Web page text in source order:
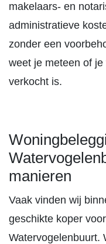
makelaars- en
administratieve
zonder een
weet je meteen of
verkocht is.
manieren
Vaak vinden wij
geschikte koper
Watervogelenbuurt.